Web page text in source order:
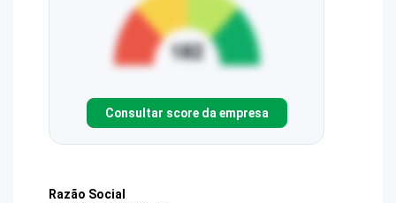
Consultar score da empresa
Razão Social